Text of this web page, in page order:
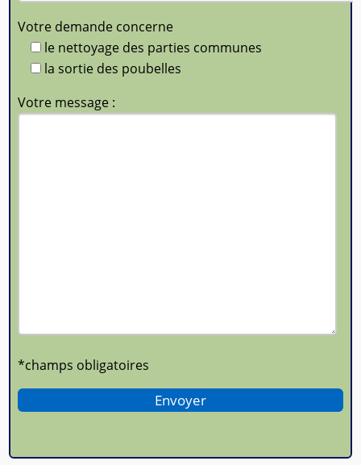
Votre demande concerne
le nettoyage des parties communes
la sortie des poubelles
Votre message :
*champs obligatoires